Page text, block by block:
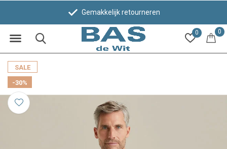
0 0
Gemakkelijk retourneren
SALE
-30%